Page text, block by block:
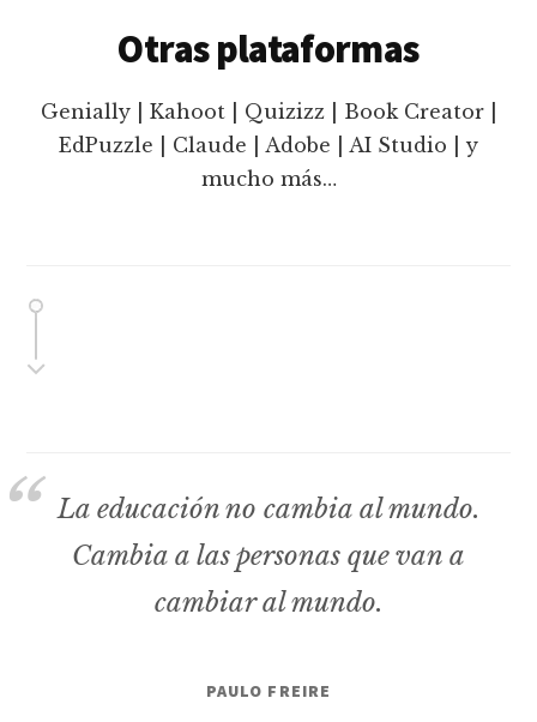
Otras plataformas
Genially | Kahoot | Quizizz | Book Creator |
EdPuzzle | Claude | Adobe | AI Studio | y
mucho más…
La educación no cambia al mundo.
Cambia a las personas que van a
cambiar al mundo.
PAULO FREIRE